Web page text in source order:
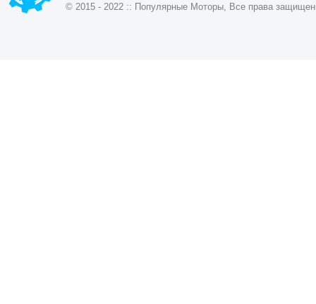
© 2015 - 2022 :: Популярные Моторы, Все права